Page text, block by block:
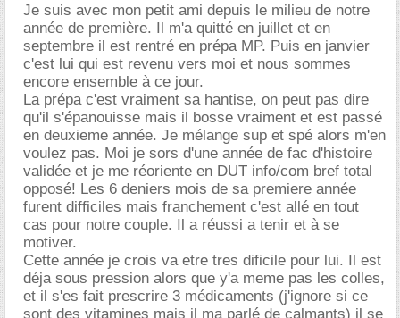
Je suis avec mon petit ami depuis le milieu de notre
année de première. Il m'a quitté en juillet et en
septembre il est rentré en prépa MP. Puis en janvier
c'est lui qui est revenu vers moi et nous sommes
encore ensemble à ce jour.
La prépa c'est vraiment sa hantise, on peut pas dire
qu'il s'épanouisse mais il bosse vraiment et est passé
en deuxieme année. Je mélange sup et spé alors m'en
voulez pas. Moi je sors d'une année de fac d'histoire
validée et je me réoriente en DUT info/com bref total
opposé! Les 6 deniers mois de sa premiere année
furent difficiles mais franchement c'est allé en tout
cas pour notre couple. Il a réussi a tenir et à se
motiver.
Cette année je crois va etre tres dificile pour lui. Il est
déja sous pression alors que y'a meme pas les colles,
et il s'es fait prescrire 3 médicaments (j'ignore si ce
sont des vitamines mais il ma parlé de calmants) il se